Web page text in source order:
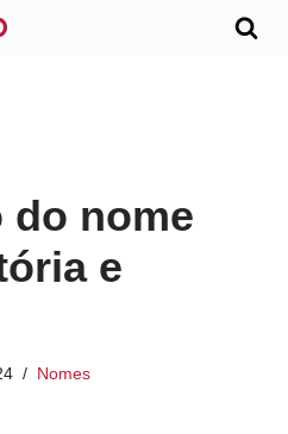
nome
e
Nomes